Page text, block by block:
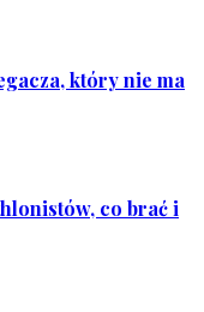
który nie ma
co brać i